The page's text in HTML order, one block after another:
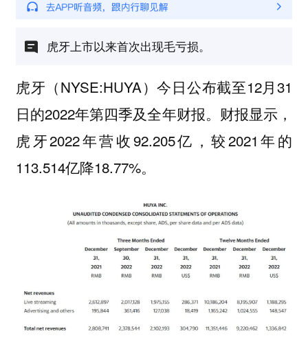
虎牙上市以来首次出现​毛亏损。
虎牙（NYSE:HUYA）今日公布截至12月31
日的2022年第四季及全年财报。财报显示，
虎牙2022年营收92.205亿，较2021年的
113.514亿降18.77%。